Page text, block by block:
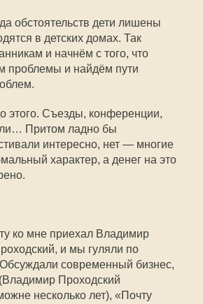
обстоятельств дети лишены
в детских домах. Так
и начнём с того, что
проблемы и найдём пути
этого. Съезды, конференции,
Притом ладно бы
интересно, нет — многие
характер, а денег на это
ко мне приехал Владимир
и мы гуляли по
современный бизнес,
Проходский
несколько лет), «Почту